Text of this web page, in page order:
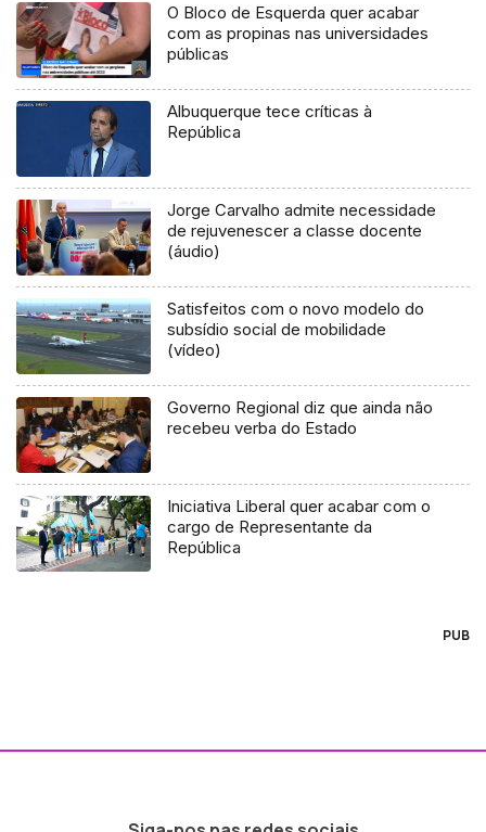
O Bloco de Esquerda quer acabar
com as propinas nas universidades
públicas
Albuquerque tece críticas à
República
Jorge Carvalho admite necessidade
de rejuvenescer a classe docente
(áudio)
Satisfeitos com o novo modelo do
subsídio social de mobilidade
(vídeo)
Governo Regional diz que ainda não
recebeu verba do Estado
Iniciativa Liberal quer acabar com o
cargo de Representante da
República
PUB